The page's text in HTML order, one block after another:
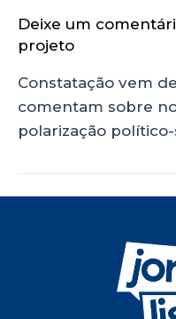
Deixe um
projeto
Constatação vem
comentam sobre
polarização